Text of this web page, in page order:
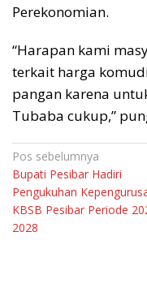
Perekonomian.
“Harapan kami
terkait harga
pangan karena
Tubaba cukup,”
Navigasi
pos
Pos sebelumnya
Bupati Pesibar Hadiri
Pengukuhan
KBSB Pesibar Periode
2028